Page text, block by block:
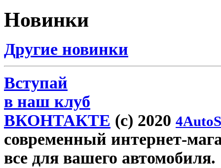
Новинки
Другие новинки
Вступай
в наш клуб
ВКОНТАКТЕ (c) 2020
современный интернет-
все для вашего автомобиля.